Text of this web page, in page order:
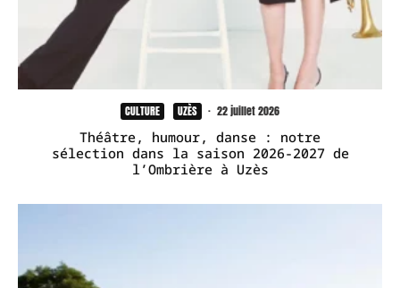
CULTURE UZÈS · 22 juillet 2026
Théâtre, humour, danse : notre
sélection dans la saison 2026-2027 de
l’Ombrière à Uzès